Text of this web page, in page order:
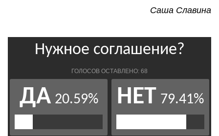
Саша Славина